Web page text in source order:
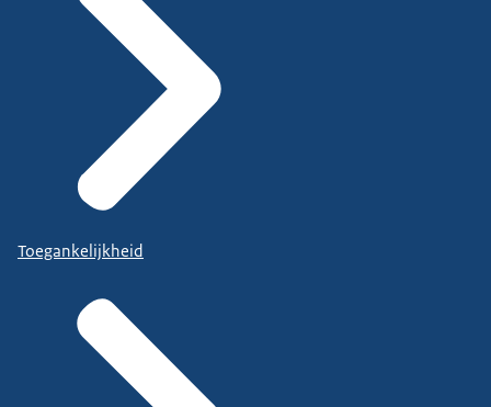
Toegankelijkheid